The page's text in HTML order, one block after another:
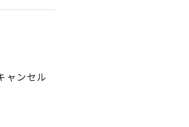
ャンセル